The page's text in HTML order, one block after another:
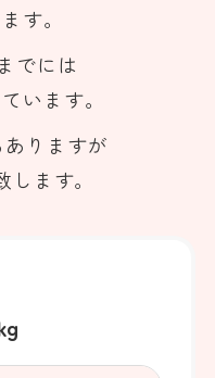
す。
でには
います。
りますが
ます。